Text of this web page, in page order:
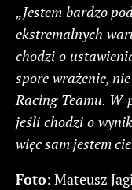
„Jestem bardzo
ekstremalnych
chodzi o
spore wrażenie,
Racing Teamu. W
jeśli chodzi o
więc sam jestem
Foto: Mateusz